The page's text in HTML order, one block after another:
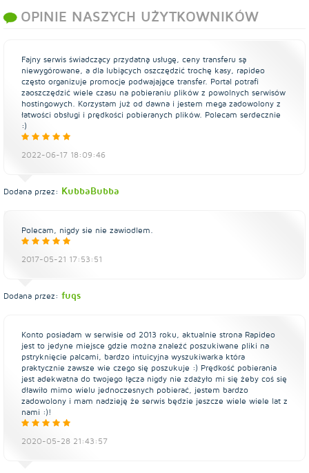
OPINIE NASZYCH UŻYTKOWNIKÓW
Fajny serwis świadczący przydatną usługę, ceny transferu są
niewygórowane, a dla lubiących oszczędzić trochę kasy, rapideo
często organizuje promocje podwajające transfer. Portal potrafi
zaoszczędzić wiele czasu na pobieraniu plików z powolnych serwisów
hostingowych. Korzystam już od dawna i jestem mega zadowolony z
łatwości obsługi i prędkości pobieranych plików. Polecam serdecznie
:)
2022-06-17 18:09:46
Dodana przez: KubbaBubba
Polecam, nigdy sie nie zawiodlem.
2017-05-21 17:53:51
Dodana przez: fuqs
Konto posiadam w serwisie od 2013 roku, aktualnie strona Rapideo
jest to jedyne miejsce gdzie można znaleźć poszukiwane pliki na
pstryknięcie palcami, bardzo intuicyjna wyszukiwarka która
praktycznie zawsze wie czego się poszukuje :) Prędkość pobierania
jest adekwatna do twojego łącza nigdy nie zdażyło mi się żeby coś się
dławiło mimo wielu jednoczesnych pobierać, jestem bardzo
zadowolony i mam nadzieję że serwis będzie jeszcze wiele wiele lat z
nami :)!
2020-05-28 21:43:57